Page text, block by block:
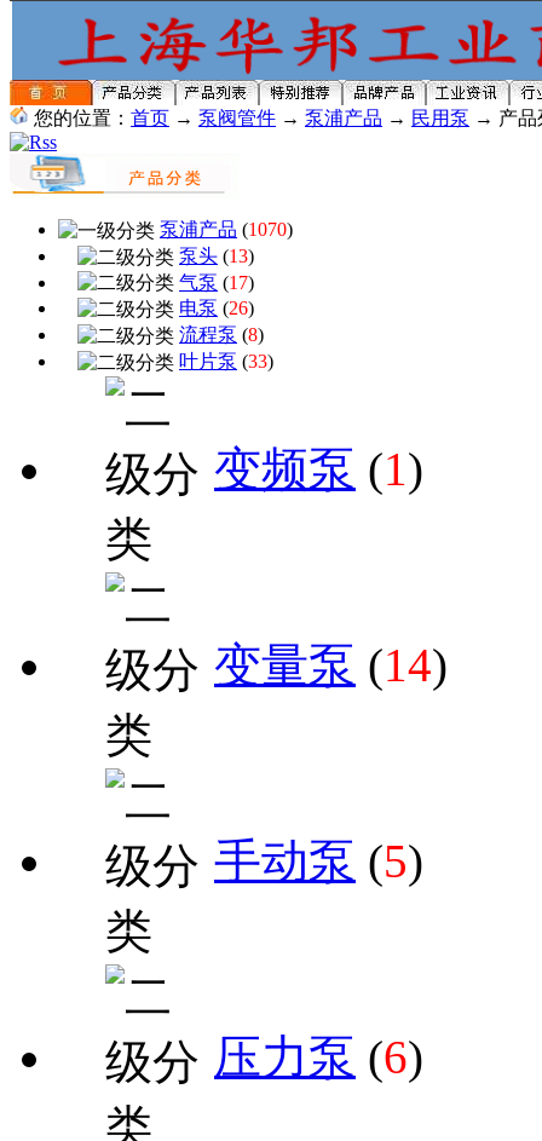
您的位置： 首页 → 泵阀管件 → 泵浦产品 → 民用泵 → 产品
泵浦产品 (1070)
泵头 (13)
气泵 (17)
电泵 (26)
流程泵 (8)
叶片泵 (33)
变频泵 (1)
变量泵 (14)
手动泵 (5)
压力泵 (6)